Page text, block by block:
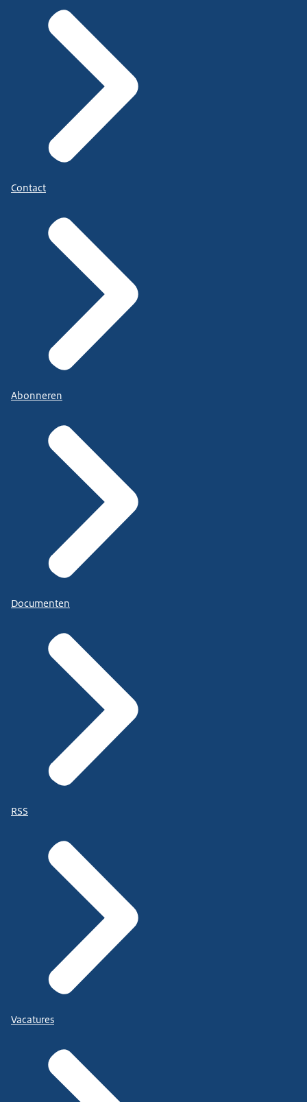
Contact
Abonneren
Documenten
RSS
Vacatures